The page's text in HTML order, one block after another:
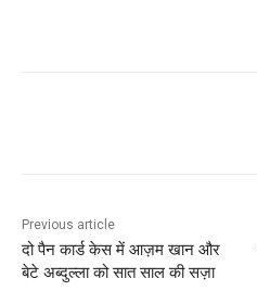
Previous article
दो पैन कार्ड केस में आज़म खान और
बेटे अब्दुल्ला को सात साल की सज़ा